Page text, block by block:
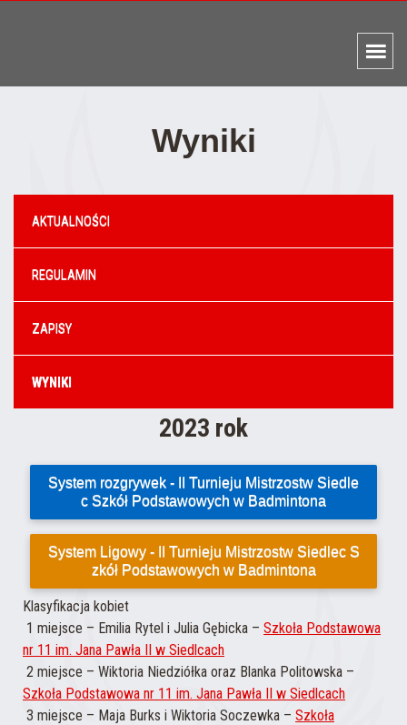
Wyniki
AKTUALNOŚCI
REGULAMIN
ZAPISY
WYNIKI
2023 rok
System rozgrywek - II Turnieju Mistrzostw Siedle
c Szkół Podstawowych w Badmintona
System Ligowy - II Turnieju Mistrzostw Siedlec S
zkół Podstawowych w Badmintona
Klasyfikacja kobiet
1 miejsce – Emilia Rytel i Julia Gębicka – Szkoła Podstawowa
nr 11 im. Jana Pawła II w Siedlcach
2 miejsce – Wiktoria Niedziółka oraz Blanka Politowska –
Szkoła Podstawowa nr 11 im. Jana Pawła II w Siedlcach
3 miejsce – Maja Burks i Wiktoria Soczewka – Szkoła